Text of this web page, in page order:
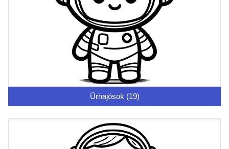
Űrhajósok (19)